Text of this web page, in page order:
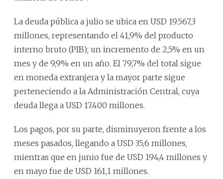
La deuda pública a julio se ubica en USD 19.567,3
millones, representando el 41,9% del producto
interno bruto (PIB); un incremento de 2,5% en un
mes y de 9,9% en un año. El 79,7% del total sigue
en moneda extranjera y la mayor parte sigue
perteneciendo a la Administración Central, cuya
deuda llega a USD 17.400 millones.
Los pagos, por su parte, disminuyeron frente a los
meses pasados, llegando a USD 35,6 millones,
mientras que en junio fue de USD 194,4 millones y
en mayo fue de USD 161,1 millones.